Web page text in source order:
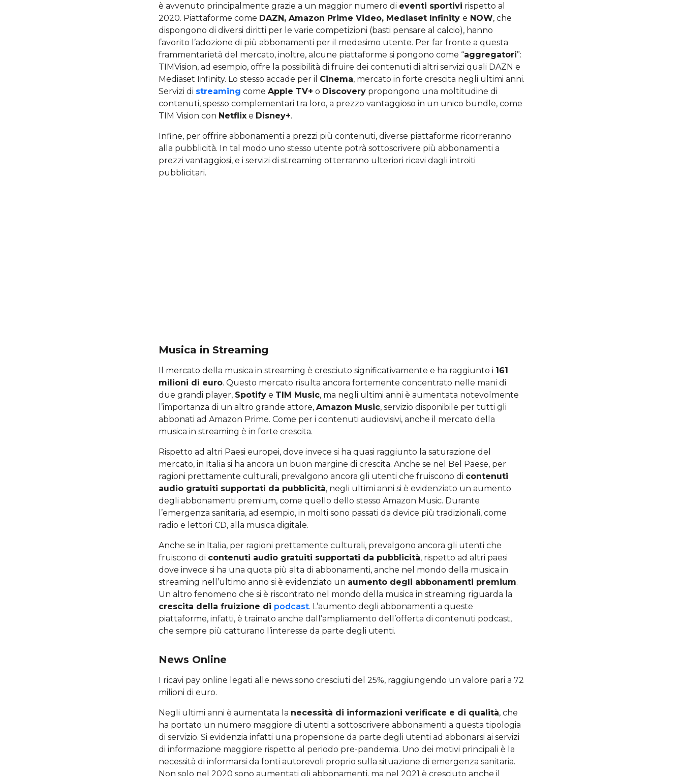
è avvenuto principalmente grazie a un maggior numero di eventi sportivi rispetto al
2020. Piattaforme come DAZN, Amazon Prime Video, Mediaset Infinity e NOW, che
dispongono di diversi diritti per le varie competizioni (basti pensare al calcio), hanno
favorito l’adozione di più abbonamenti per il medesimo utente. Per far fronte a questa
frammentarietà del mercato, inoltre, alcune piattaforme si pongono come “aggregatori”:
TIMVision, ad esempio, offre la possibilità di fruire dei contenuti di altri servizi quali DAZN e
Mediaset Infinity. Lo stesso accade per il Cinema, mercato in forte crescita negli ultimi anni.
Servizi di streaming come Apple TV+ o Discovery propongono una moltitudine di
contenuti, spesso complementari tra loro, a prezzo vantaggioso in un unico bundle, come
TIM Vision con Netflix e Disney+.
Infine, per offrire abbonamenti a prezzi più contenuti, diverse piattaforme ricorreranno
alla pubblicità. In tal modo uno stesso utente potrà sottoscrivere più abbonamenti a
prezzi vantaggiosi, e i servizi di streaming otterranno ulteriori ricavi dagli introiti
pubblicitari.
Musica in Streaming
Il mercato della musica in streaming è cresciuto significativamente e ha raggiunto i 161
milioni di euro. Questo mercato risulta ancora fortemente concentrato nelle mani di
due grandi player, Spotify e TIM Music, ma negli ultimi anni è aumentata notevolmente
l’importanza di un altro grande attore, Amazon Music, servizio disponibile per tutti gli
abbonati ad Amazon Prime. Come per i contenuti audiovisivi, anche il mercato della
musica in streaming è in forte crescita.
Rispetto ad altri Paesi europei, dove invece si ha quasi raggiunto la saturazione del
mercato, in Italia si ha ancora un buon margine di crescita. Anche se nel Bel Paese, per
ragioni prettamente culturali, prevalgono ancora gli utenti che fruiscono di contenuti
audio gratuiti supportati da pubblicità, negli ultimi anni si è evidenziato un aumento
degli abbonamenti premium, come quello dello stesso Amazon Music. Durante
l’emergenza sanitaria, ad esempio, in molti sono passati da device più tradizionali, come
radio e lettori CD, alla musica digitale.
Anche se in Italia, per ragioni prettamente culturali, prevalgono ancora gli utenti che
fruiscono di contenuti audio gratuiti supportati da pubblicità, rispetto ad altri paesi
dove invece si ha una quota più alta di abbonamenti, anche nel mondo della musica in
streaming nell’ultimo anno si è evidenziato un aumento degli abbonamenti premium.
Un altro fenomeno che si è riscontrato nel mondo della musica in streaming riguarda la
crescita della fruizione di podcast. L’aumento degli abbonamenti a queste
piattaforme, infatti, è trainato anche dall’ampliamento dell’offerta di contenuti podcast,
che sempre più catturano l’interesse da parte degli utenti.
News Online
I ricavi pay online legati alle news sono cresciuti del 25%, raggiungendo un valore pari a 72
milioni di euro.
Negli ultimi anni è aumentata la necessità di informazioni verificate e di qualità, che
ha portato un numero maggiore di utenti a sottoscrivere abbonamenti a questa tipologia
di servizio. Si evidenzia infatti una propensione da parte degli utenti ad abbonarsi ai servizi
di informazione maggiore rispetto al periodo pre-pandemia. Uno dei motivi principali è la
necessità di informarsi da fonti autorevoli proprio sulla situazione di emergenza sanitaria.
Non solo nel 2020 sono aumentati gli abbonamenti, ma nel 2021 è cresciuto anche il